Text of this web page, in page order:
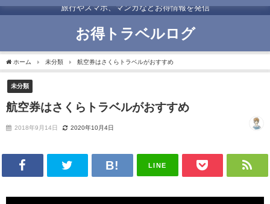
旅行やスマホ、マンガなどお得情報を発信
お得トラベルログ
ホーム 未分類 航空券はさくらトラベルがおすすめ
未分類
航空券はさくらトラベルがおすすめ
2018年9月14日 2020年10月4日
LINE